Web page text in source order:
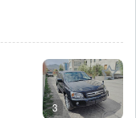
3